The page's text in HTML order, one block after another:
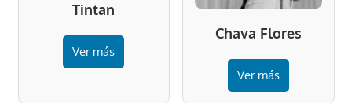
Tintan
Ver más
Chava Flores
Ver más